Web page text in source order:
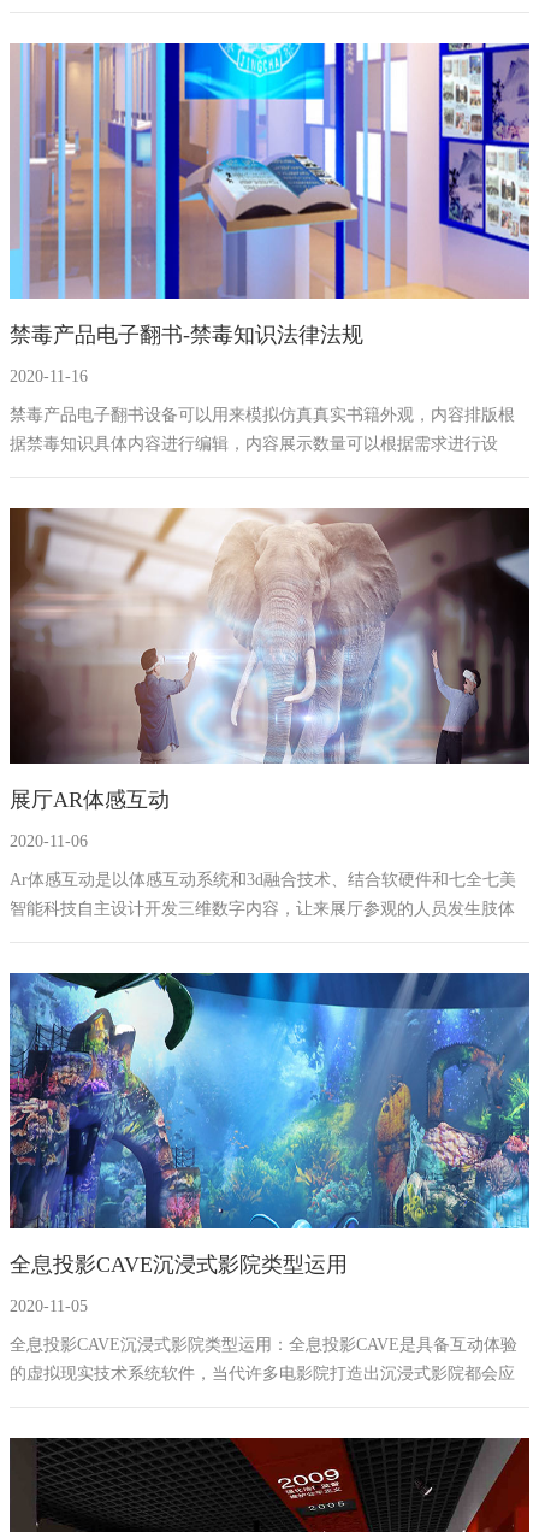
院，进入球幕电影院，参观者观看用超广角鱼眼镜头展示的360度全景
伴有立体声环音，及仿真动感座椅设备，使观众如置身其间的视听感
官冲击，临场效果并使其享受身临其境的高科技虚拟现实体验。
禁毒产品电子翻书-禁毒知识法律法规
2020-11-16
禁毒产品电子翻书设备可以用来模拟仿真真实书籍外观，内容排版根
据禁毒知识具体内容进行编辑，内容展示数量可以根据需求进行设
置。电子翻书设备可以很好的解决禁毒知识过多导致的书籍占展厅的
育基地的科技性和趣味性，让青少年愿意主动的学习了解禁毒知识和
禁毒法律法规。
展厅AR体感互动
2020-11-06
Ar体感互动是以体感互动系统和3d融合技术、结合软硬件和七全七美
智能科技自主设计开发三维数字内容，让来展厅参观的人员发生肢体
变化的时候，现实窗口里面画面也会跟随人体进行变化，AR体感互动
企业展厅、博物馆等展厅展馆中。
全息投影CAVE沉浸式影院类型运用
2020-11-05
全息投影CAVE沉浸式影院类型运用：全息投影CAVE是具备互动体验
的虚拟现实技术系统软件，当代许多电影院打造出沉浸式影院都会应
用这类cave系统软件，它把高像素的立体投影技术性、三维电子计算机
显,,沉浸式影院(沉浸式投影)，将画面投放到超大显示屏或是拼接显示
屏中，让观众们在影片观看的情况下有一种置身电影中的觉得，产生
非同一般的观看电影感受。